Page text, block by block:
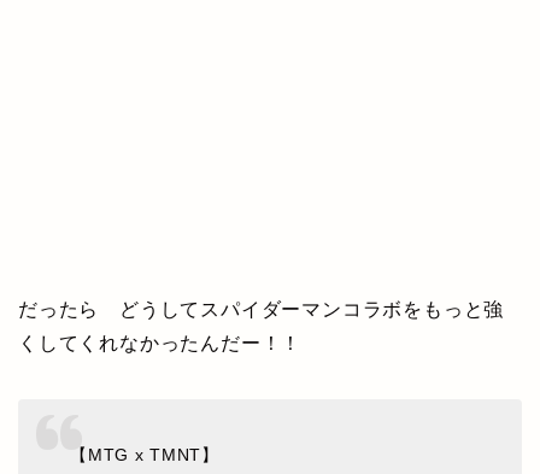
だったら どうしてスパイダーマンコラボをもっと強
くしてくれなかったんだー！！
【MTG x TMNT】